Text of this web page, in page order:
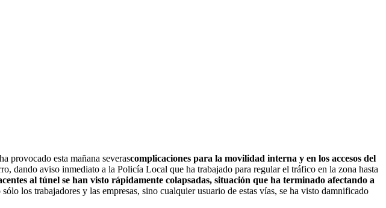
provocado esta mañana severascomplicaciones para la movilidad interna y en los accesos del
dando aviso inmediato a la Policía Local que ha trabajado para regular el tráfico en la zona hasta
al túnel se han visto rápidamente colapsadas, situación que ha terminado afectando a
los trabajadores y las empresas, sino cualquier usuario de estas vías, se ha visto damnificado